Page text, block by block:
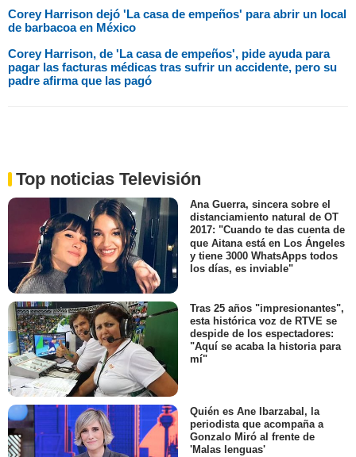
Corey Harrison dejó 'La casa de empeños' para abrir un local
de barbacoa en México
Corey Harrison, de 'La casa de empeños', pide ayuda para
pagar las facturas médicas tras sufrir un accidente, pero su
padre afirma que las pagó
Top noticias Televisión
Ana Guerra, sincera sobre el
distanciamiento natural de OT
2017: "Cuando te das cuenta de
que Aitana está en Los Ángeles
y tiene 3000 WhatsApps todos
los días, es inviable"
Tras 25 años "impresionantes",
esta histórica voz de RTVE se
despide de los espectadores:
"Aquí se acaba la historia para
mí"
Quién es Ane Ibarzabal, la
periodista que acompaña a
Gonzalo Miró al frente de
'Malas lenguas'